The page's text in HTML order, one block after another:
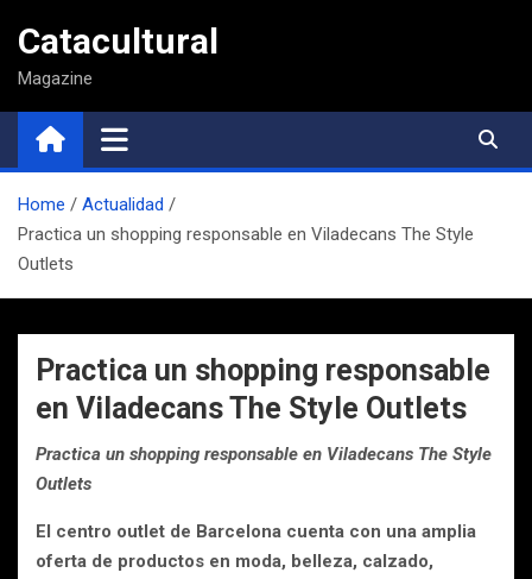
contenido
Catacultural
Magazine
Home
Actualidad
Practica un shopping responsable en Viladecans The Style
Outlets
Practica un shopping responsable
en Viladecans The Style Outlets
Practica un shopping responsable en Viladecans The Style
Outlets
El centro outlet de Barcelona cuenta con una amplia
oferta de productos en moda, belleza, calzado,